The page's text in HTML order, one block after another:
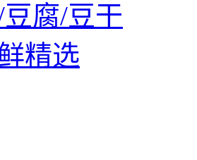
腐/豆干
精选